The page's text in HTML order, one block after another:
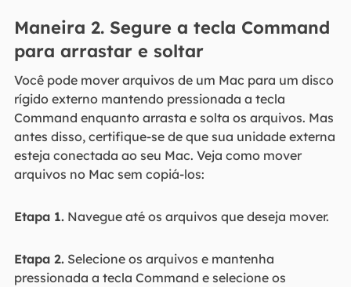
Maneira 2. Segure a tecla Command
para arrastar e soltar
Você pode mover arquivos de um Mac para um disco
rígido externo mantendo pressionada a tecla
Command enquanto arrasta e solta os arquivos. Mas
antes disso, certifique-se de que sua unidade externa
esteja conectada ao seu Mac. Veja como mover
arquivos no Mac sem copiá-los:
Etapa 1.Navegue até os arquivos que deseja mover.
Etapa 2.Selecione os arquivos e mantenha
pressionada a tecla Command e selecione os